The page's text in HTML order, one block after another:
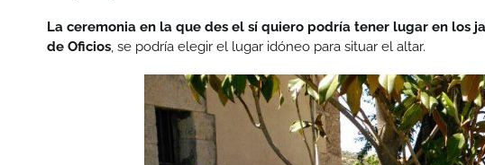
La ceremonia en la que des el sí quiero podría tener lugar en los
de Oficios, se podría elegir el lugar idóneo para situar el altar.